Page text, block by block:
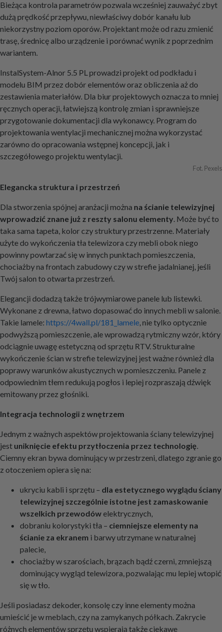
Bieżąca kontrola parametrów pozwala wcześniej zauważyć zbyt
dużą prędkość przepływu, niewłaściwy dobór kanału lub
niekorzystny poziom oporów. Projektant może od razu zmienić
trasę, średnicę albo urządzenie i porównać wynik z poprzednim
wariantem.
InstalSystem-Alnor 5.5 PL prowadzi projekt od podkładu i
modelu BIM przez dobór elementów oraz obliczenia aż do
zestawienia materiałów. Dla biur projektowych oznacza to mniej
ręcznych operacji, łatwiejszą kontrolę zmian i sprawniejsze
przygotowanie dokumentacji dla wykonawcy. Program do
projektowania wentylacji mechanicznej można wykorzystać
zarówno do opracowania wstępnej koncepcji, jak i
szczegółowego projektu wentylacji.
Fot. Pexels
Elegancka struktura i przestrzeń
Dla stworzenia spójnej aranżacji można na ścianie telewizyjnej
wprowadzić znane już z reszty salonu elementy. Może być to
taka sama tapeta, kolor czy struktury przestrzenne. Materiały
użyte do wykończenia tła telewizora czy mebli obok niego
powinny powtarzać się w innych punktach pomieszczenia,
chociażby na frontach zabudowy czy w strefie jadalnianej, jeśli
Twój salon to otwarta przestrzeń.
Elegancji dodadzą także trójwymiarowe panele lub listewki.
Wykonane z drewna, łatwo dopasować do innych mebli w salonie.
Takie lamele: https://4wall.pl/181_lamele, nie tylko optycznie
podwyższą pomieszczenie, ale wprowadzą rytmiczny wzór, który
odciągnie uwagę estetyczną od sprzętu RTV. Strukturalne
wykończenie ścian w strefie telewizyjnej jest ważne również dla
poprawy warunków akustycznych w pomieszczeniu. Panele z
odpowiednim tłem redukują pogłos i lepiej rozpraszają dźwięk
emitowany przez głośniki.
Integracja technologii z wnętrzem
Jednym z ważnych aspektów projektowania ściany telewizyjnej
jest uniknięcie efektu przytłoczenia przez technologię.
Ciemny ekran bywa dominujący w przestrzeni, dlatego zgranie go
z otoczeniem opiera się na:
ukryciu kabli i sprzętu – dla estetycznego wyglądu ściany
telewizyjnej szczególnie istotne jest zamaskowanie
wszelkich przewodówelektrycznych,
dobraniu kolorystyki tła – ciemniejsze elementy na
ścianie za ekranem i barwy utrzymane w naturalnej
palecie,
chociażby w szarościach, brązach bądź czerni, zmniejszą
dominujący wygląd telewizora, pozwalając mu lepiej wtopić
się w tło.
Jeśli posiadasz dekoder, konsolę czy inne elementy można
umieścić je w meblach, czy na zamykanych półkach. Zakrycie
różnych elementów sprzętu wspierają także ciekawe